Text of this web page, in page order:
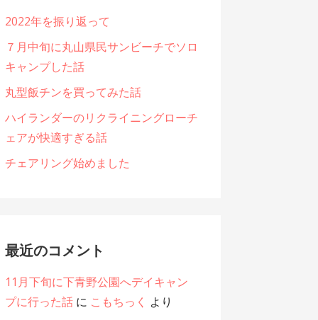
2022年を振り返って
７月中旬に丸山県民サンビーチでソロ
キャンプした話
丸型飯チンを買ってみた話
ハイランダーのリクライニングローチ
ェアが快適すぎる話
チェアリング始めました
最近のコメント
11月下旬に下青野公園へデイキャン
プに行った話に こもちっく より